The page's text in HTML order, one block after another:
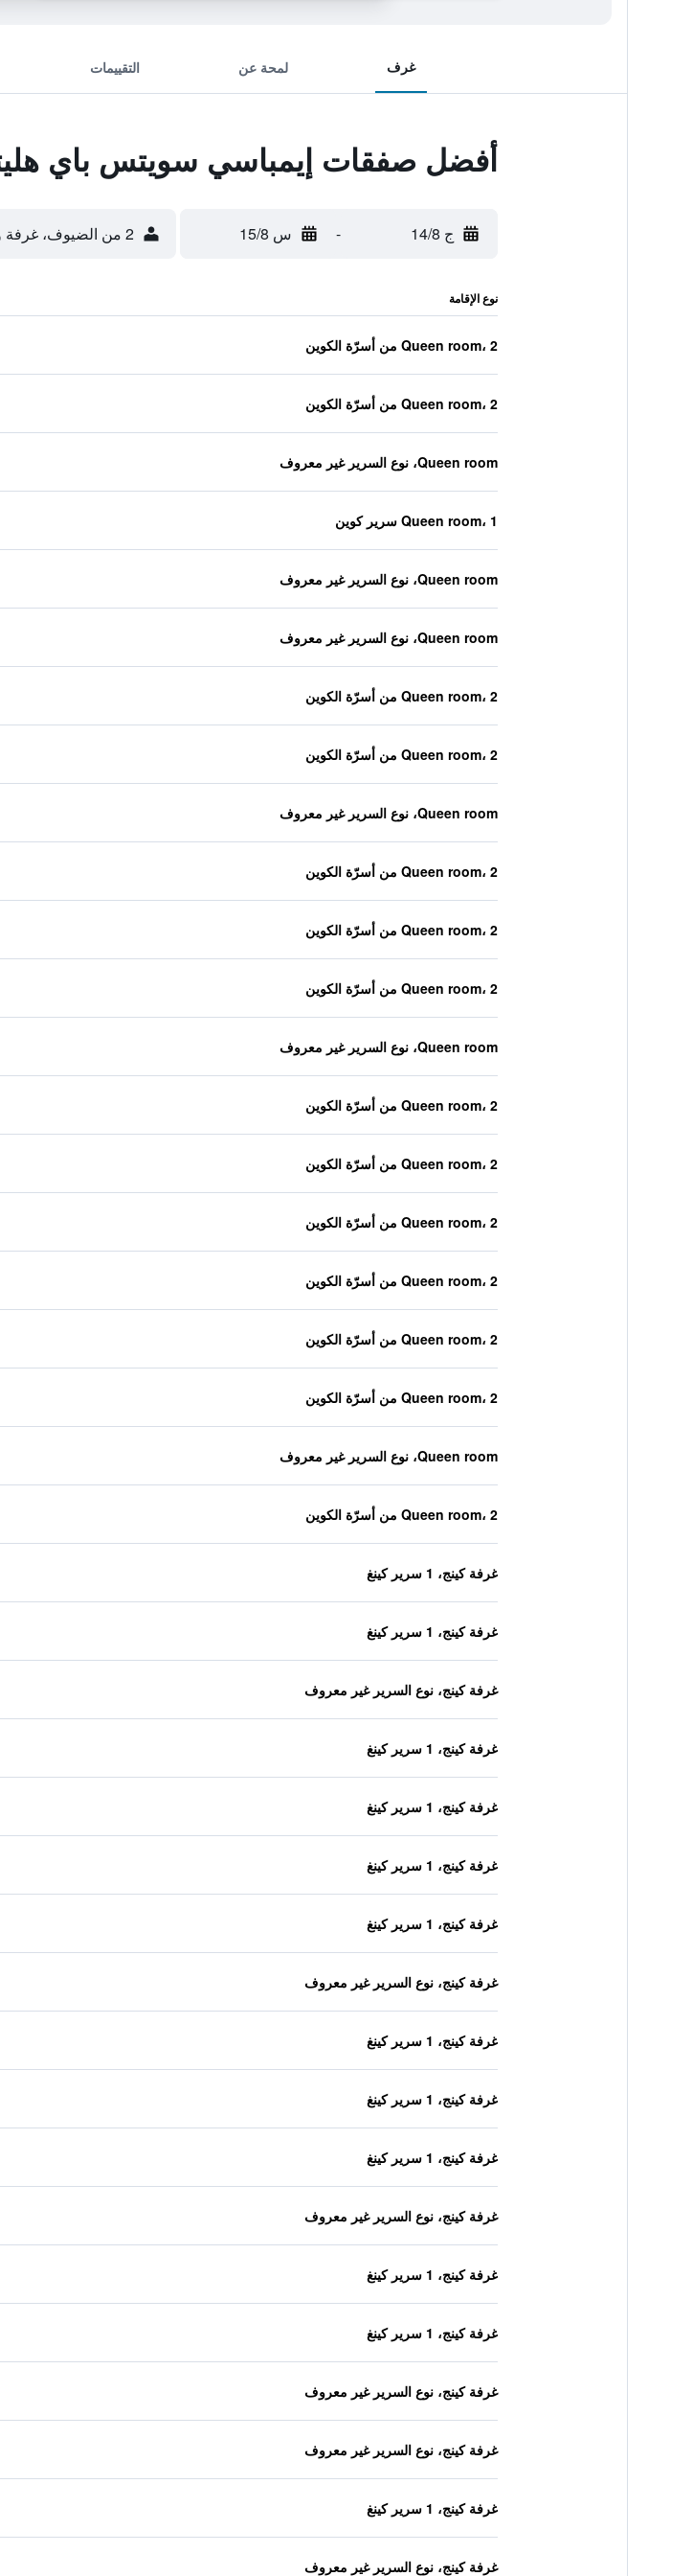
غرف لمحة عن التقييمات
أفضل صفقات إيمباسي سويتس باي
ج 14/8 - س 15/8 2 من الضيوف، غرفة واحدة
نوع الإقامة
Queen room، 2 من أسرّة الكوين
Queen room، 2 من أسرّة الكوين
Queen room، نوع السرير غير معروف
Queen room، 1 سرير كوين
Queen room، نوع السرير غير معروف
Queen room، نوع السرير غير معروف
Queen room، 2 من أسرّة الكوين
Queen room، 2 من أسرّة الكوين
Queen room، نوع السرير غير معروف
Queen room، 2 من أسرّة الكوين
Queen room، 2 من أسرّة الكوين
Queen room، 2 من أسرّة الكوين
Queen room، نوع السرير غير معروف
Queen room، 2 من أسرّة الكوين
Queen room، 2 من أسرّة الكوين
Queen room، 2 من أسرّة الكوين
Queen room، 2 من أسرّة الكوين
Queen room، 2 من أسرّة الكوين
Queen room، 2 من أسرّة الكوين
Queen room، نوع السرير غير معروف
Queen room، 2 من أسرّة الكوين
غرفة كينج، 1 سرير كينغ
غرفة كينج، 1 سرير كينغ
غرفة كينج، نوع السرير غير معروف
غرفة كينج، 1 سرير كينغ
غرفة كينج، 1 سرير كينغ
غرفة كينج، 1 سرير كينغ
غرفة كينج، 1 سرير كينغ
غرفة كينج، نوع السرير غير معروف
غرفة كينج، 1 سرير كينغ
غرفة كينج، 1 سرير كينغ
غرفة كينج، 1 سرير كينغ
غرفة كينج، نوع السرير غير معروف
غرفة كينج، 1 سرير كينغ
غرفة كينج، 1 سرير كينغ
غرفة كينج، نوع السرير غير معروف
غرفة كينج، نوع السرير غير معروف
غرفة كينج، 1 سرير كينغ
غرفة كينج، نوع السرير غير معروف